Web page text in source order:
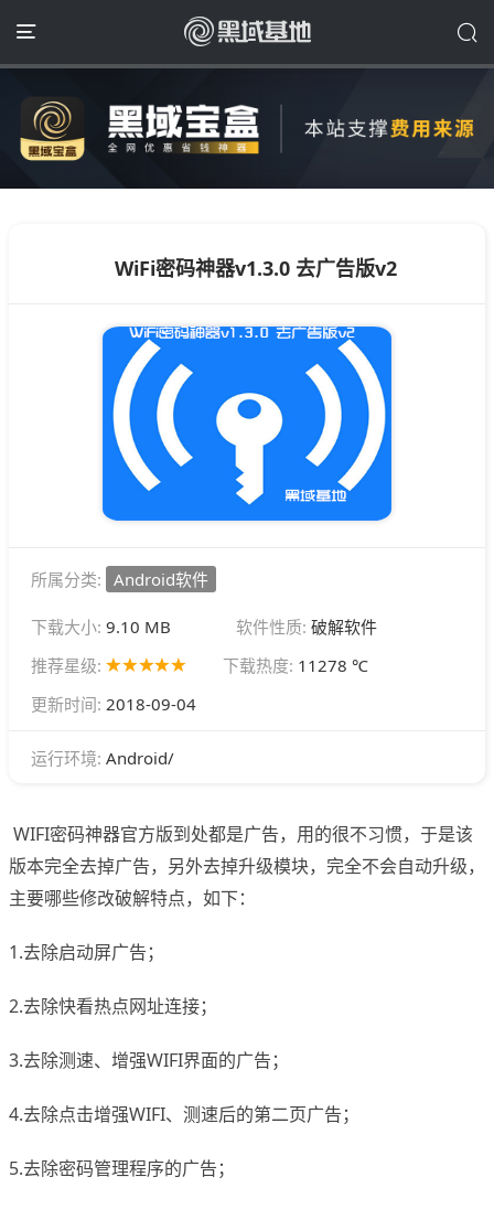
WiFi密码神器v1.3.0 去广告版v2
所属分类: Android软件
下载大小: 9.10 MB 软件性质: 破解软件
推荐星级:
下载热度: 11278 ℃
更新时间: 2018-09-04
运行环境: Android/
WIFI密码神器官方版到处都是广告，用的很不习惯，于是该
版本完全去掉广告，另外去掉升级模块，完全不会自动升级，
主要哪些修改破解特点，如下：
1.去除启动屏广告；
2.去除快看热点网址连接；
3.去除测速、增强WIFI界面的广告；
4.去除点击增强WIFI、测速后的第二页广告；
5.去除密码管理程序的广告；